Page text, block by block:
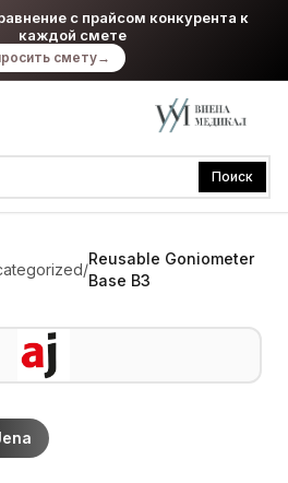
с прайсом конкурента к
каждой смете
смету→
Поиск
/
Reusable Goniometer
Base B3